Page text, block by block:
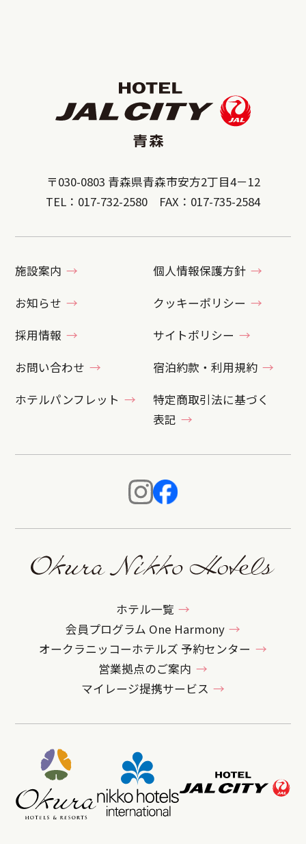
〒030-0803 青森県青森市安方2丁目4－12
TEL：017-732-2580 FAX：017-735-2584
施設案内
個人情報保護方針
お知らせ
クッキーポリシー
採用情報
サイトポリシー
お問い合わせ
宿泊約款・利用規約
ホテルパンフレット
特定商取引法に基づく
表記
ホテル一覧
会員プログラム One Harmony
オークラニッコーホテルズ 予約センター
営業拠点のご案内
マイレージ提携サービス